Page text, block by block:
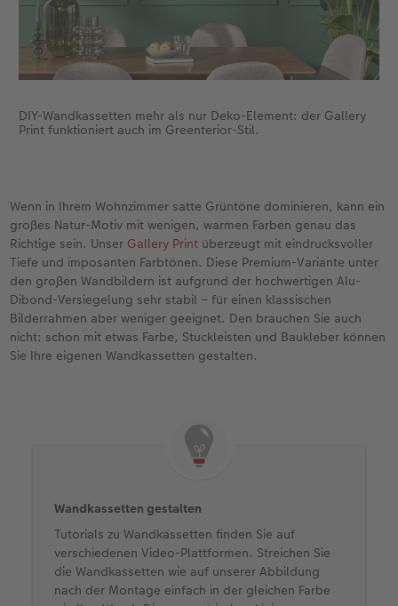
DIY-Wandkassetten mehr als nur Deko-Element: der Gallery
Print funktioniert auch im Greenterior-Stil.
Wenn in Ihrem Wohnzimmer satte Grüntöne dominieren, kann ein
großes Natur-Motiv mit wenigen, warmen Farben genau das
Richtige sein. Unser Gallery Print überzeugt mit eindrucksvoller
Tiefe und imposanten Farbtönen. Diese Premium-Variante unter
den großen Wandbildern ist aufgrund der hochwertigen Alu-
Dibond-Versiegelung sehr stabil – für einen klassischen
Bilderrahmen aber weniger geeignet. Den brauchen Sie auch
nicht: schon mit etwas Farbe, Stuckleisten und Baukleber können
Sie Ihre eigenen Wandkassetten gestalten.
Wandkassetten gestalten
Tutorials zu Wandkassetten finden Sie auf
verschiedenen Video-Plattformen. Streichen Sie
die Wandkassetten wie auf unserer Abbildung
nach der Montage einfach in der gleichen Farbe